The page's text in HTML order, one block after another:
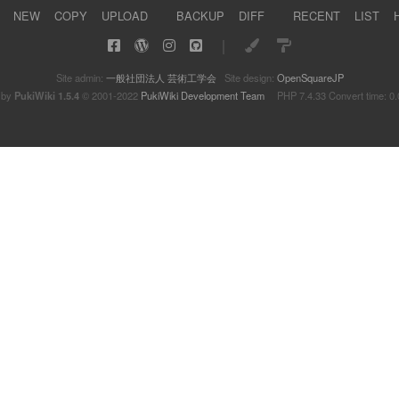
NEW COPY UPLOAD BACKUP DIFF RECENT LIST
Site admin: 一般社団法人 芸術工学会 Site design: OpenSquareJP
PukiWiki 1.5.4© 2001-2022 PukiWiki Development TeamPHP 7.4.33 Convert time: